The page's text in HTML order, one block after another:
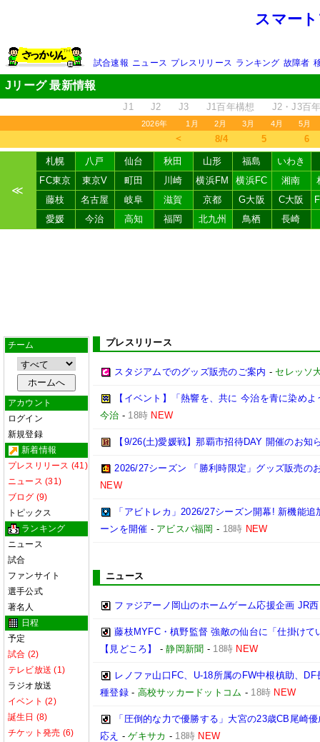
スマー
試合速報 ニュース プレスリリース ランキング 故障者
Jリーグ 最新情報
J1 J2 J3 J1百年構想 J2・J3百
2026年 1月 2月 3月 4月 5月
＜ 8/4 5 6
≪
札幌 八戸 仙台 秋田 山形 福島
いわき
FC東京
東京V 町田 川崎 横浜FM 横浜FC 湘南
藤枝
名古屋 岐阜 滋賀 京都 G大阪 C大阪
愛媛
今治 高知 福岡 北九州 鳥栖 長崎
チーム
アカウント
ログイン
新規登録
新着情報
プレスリリース (41)
ニュース (31)
ブログ (9)
トピックス
ランキング
ニュース
試合
ファンサイト
選手公式
著名人
日程
予定
試合 (2)
テレビ放送 (1)
ラジオ放送
イベント (2)
誕生日 (8)
チケット発売 (6)
プレスリリース
スタジアムでのグッズ販売のご案内 - セレッソ
【イベント】「熱響を、共に 今治を青に染め
今治 - 18時 NEW
【9/26(土)愛媛戦】那覇市招待DAY 開催のお知
2026/27シーズン 「勝利時限定」グッズ販売の
NEW
「アビトレカ」2026/27シーズン開幕! 新機能
ーンを開催 - アビスパ福岡 - 18時 NEW
ニュース
ファジアーノ岡山のホームゲーム応援企画 JR
藤枝MYFC・槙野監督 強敵の仙台に「仕掛け
【見どころ】
-静岡新聞 - 18時 NEW
レノファ山口FC、U-18所属のFW中根槙助、
種登録- 高校サッカードットコム - 18時 NEW
「圧倒的な力で優勝する」大宮の23歳CB尾崎
応え -ゲキサカ - 18時 NEW